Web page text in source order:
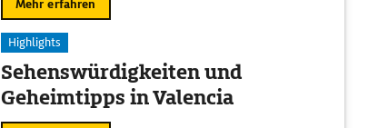
Mehr erfahren
Highlights
Sehenswürdigkeiten und
Geheimtipps in Valencia